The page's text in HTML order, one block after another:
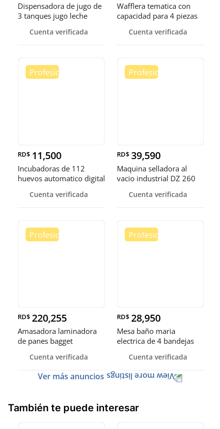
Dispensadora de jugo de
3 tanques jugo leche
Cuenta verificada
Wafflera tematica con
capacidad para 4 piezas
Cuenta verificada
RD$ 11,500
Incubadoras de 112
huevos automatico digital
Cuenta verificada
RD$ 39,590
Maquina selladora al
vacio industrial DZ 260
Cuenta verificada
RD$ 220,255
Amasadora laminadora
de panes bagget
Cuenta verificada
RD$ 28,950
Mesa baño maria
electrica de 4 bandejas
Cuenta verificada
Ver más anuncios
También te puede interesar